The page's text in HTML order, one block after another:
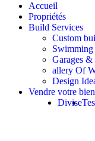
Accueil
Propriétés
Build Services
Custom
Swimming
Garages
allery Of
Design
Vendre votre bien
Divise